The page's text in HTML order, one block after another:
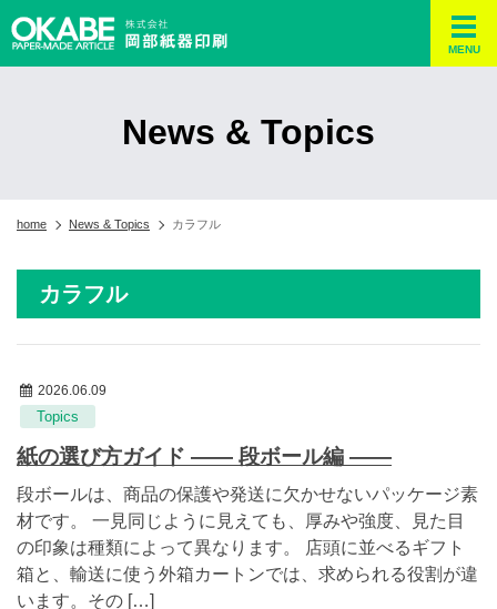
MENU
News & Topics
home News & Topics カラフル
カラフル
2026.06.09
Topics
紙の選び方ガイド ―― 段ボール編 ――
段ボールは、商品の保護や発送に欠かせないパッケージ素
材です。 一見同じように見えても、厚みや強度、見た目
の印象は種類によって異なります。 店頭に並べるギフト
箱と、輸送に使う外箱カートンでは、求められる役割が違
います。その […]